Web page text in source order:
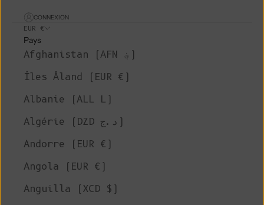
CONNEXION
EUR €
Pays
Afghanistan (AFN ؋)
Îles Åland (EUR €)
Albanie (ALL L)
Algérie (DZD د.ج)
Andorre (EUR €)
Angola (EUR €)
Anguilla (XCD $)